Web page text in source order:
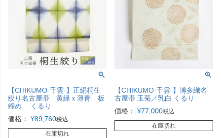
【CHIKUMO-千雲-】正絹桐生
絞り名古屋帯 黄緑ｘ薄青 板
締め くるり
価格：
¥89,760税込
在庫切れ
【CHIKUMO-千雲-】博多織名
古屋帯 玉菊／乳白 くるり
価格：
¥77,000税込
在庫切れ